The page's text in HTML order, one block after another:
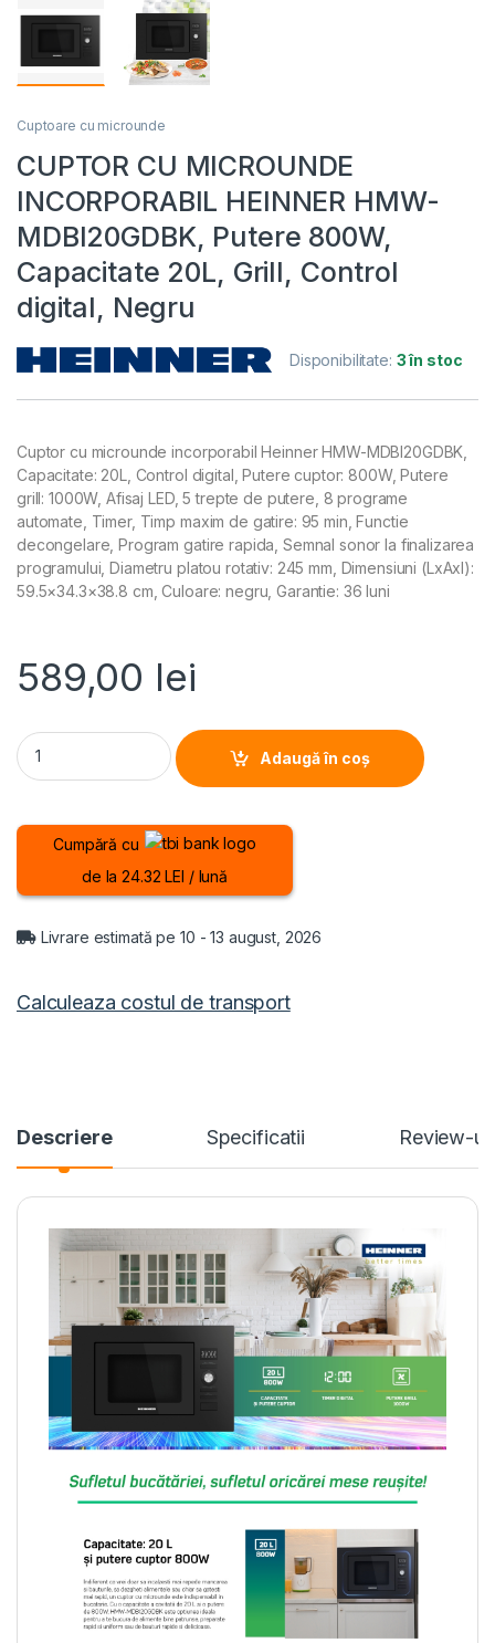
Cuptoare cu microunde
CUPTOR CU MICROUNDE
INCORPORABIL HEINNER HMW-
MDBI20GDBK, Putere 800W,
Capacitate 20L, Grill, Control
digital, Negru
Disponibilitate: 3 în stoc
Cuptor cu microunde incorporabil Heinner HMW-MDBI20GDBK,
Capacitate: 20L, Control digital, Putere cuptor: 800W, Putere
grill: 1000W, Afisaj LED, 5 trepte de putere, 8 programe
automate, Timer, Timp maxim de gatire: 95 min, Functie
decongelare, Program gatire rapida, Semnal sonor la finalizarea
programului, Diametru platou rotativ: 245 mm, Dimensiuni (LxAxI):
59.5×34.3×38.8 cm, Culoare: negru, Garantie: 36 luni
589,00 lei
CUPTOR CU MICROUNDE INCORPORABIL HEINNER
Adaugă în coș
Cumpără cu
de la 24.32 LEI / lună
Livrare estimată pe 10 - 13 august, 2026
Calculeaza costul de transport
Descriere Specificatii Review-uri